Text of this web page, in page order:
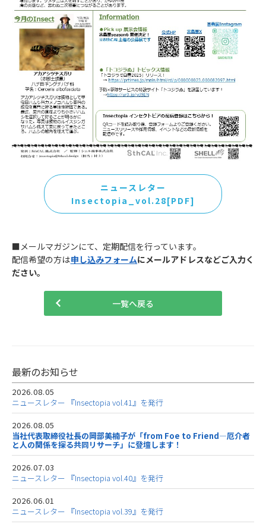
ニュースレター
Insectopia_vol.28[PDF]
■メールマガジンにて、定期配信を行っています。
配信希望の方は申し込みフォームにメールアドレスなどご入力く
ださい。
一覧へ戻る
最新のお知らせ
2026.08.05
ニュースレター 『Insectopia vol.41』を発行
2026.08.05
当社代表取締役社長の岡部美楠子が「from Foe to Friend―厄介者
と人の関係を探る共同リサーチ」に登壇します！
2026.07.03
ニュースレター 『Insectopia vol.40』を発行
2026.06.01
ニュースレター 『Insectopia vol.39』を発行